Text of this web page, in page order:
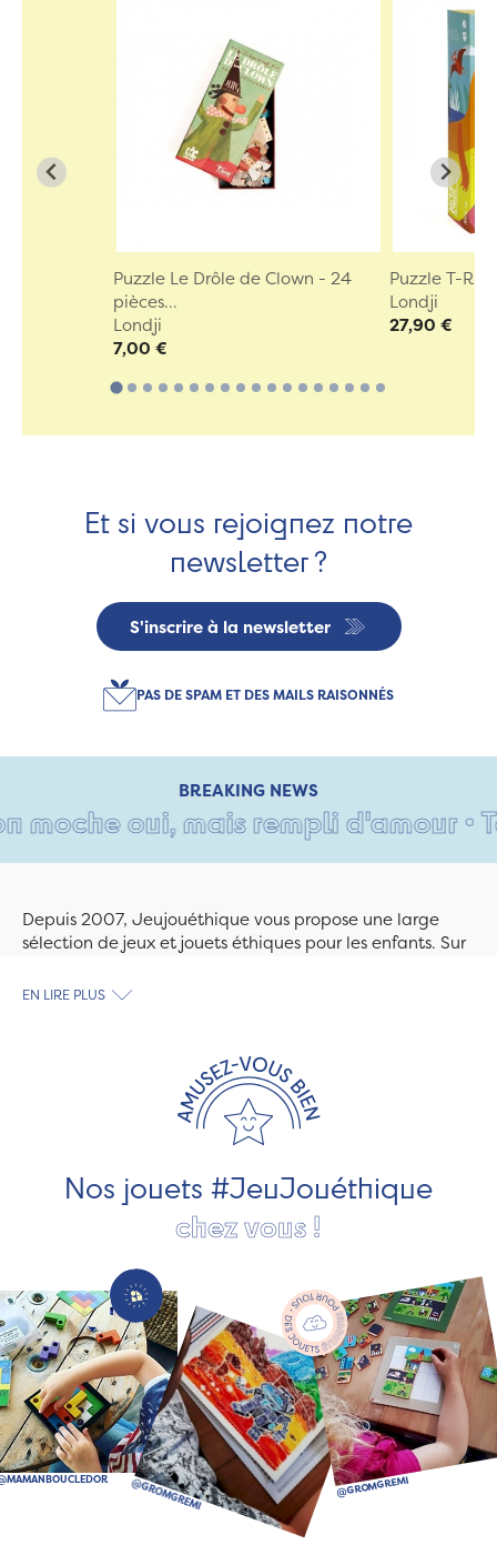
Puzzle Le Drôle de Clown - 24
pièces...
Londji
7,00 €
Puzzle T-
Londji
27,90 €
Et si vous rejoignez notre
newsletter ?
S'inscrire à la newsletter
PAS DE SPAM ET DES MAILS RAISONNÉS
BREAKING NEWS
oui, mais rempli d'amour •
Depuis 2007, Jeujouéthique vous propose une large
sélection de jeux et jouets éthiques pour les enfants. Sur
découvrez le plus grand choix de jouets en bois
les jeux et jouets en bois de qualité et engagés dans le
développement durable. Ils nous fabriquent des jouets
pour les jeunes enfants, des jeux d'éveil, des jeux de
société, des jouets d'imitation, des jeux de plein air, ... et
EN LIRE PLUS
Nos jouets #JeuJouéthique
chez vous !